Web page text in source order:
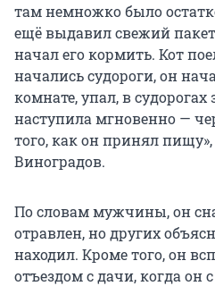
там немножко было
ещё выдавил свежий
начал его кормить. Кот
начались судороги, он
комнате, упал, в судорогах
наступила мгновенно —
того, как он принял
Виноградов.
По словам мужчины, он
отравлен, но других
находил. Кроме того, он
отъездом с дачи, когда он